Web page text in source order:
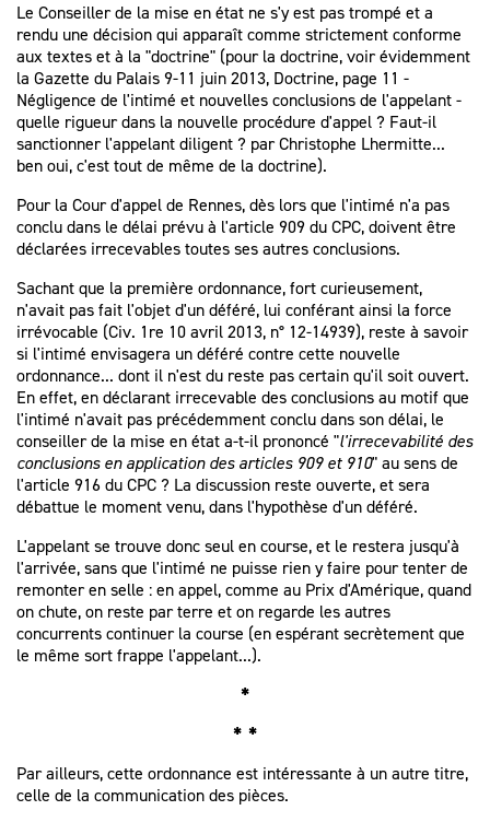
Le Conseiller de la mise en état ne s'y est pas trompé et a
rendu une décision qui apparaît comme strictement conforme
aux textes et à la "doctrine" (pour la doctrine, voir évidemment
la Gazette du Palais 9-11 juin 2013, Doctrine, page 11 -
Négligence de l'intimé et nouvelles conclusions de l'appelant -
quelle rigueur dans la nouvelle procédure d'appel ? Faut-il
sanctionner l'appelant diligent ? par Christophe Lhermitte...
ben oui, c'est tout de même de la doctrine).
Pour la Cour d'appel de Rennes, dès lors que l'intimé n'a pas
conclu dans le délai prévu à l'article 909 du CPC, doivent être
déclarées irrecevables toutes ses autres conclusions.
Sachant que la première ordonnance, fort curieusement,
n'avait pas fait l'objet d'un déféré, lui conférant ainsi la force
irrévocable (Civ. 1re 10 avril 2013, n° 12-14939), reste à savoir
si l'intimé envisagera un déféré contre cette nouvelle
ordonnance... dont il n'est du reste pas certain qu'il soit ouvert.
En effet, en déclarant irrecevable des conclusions au motif que
l'intimé n'avait pas précédemment conclu dans son délai, le
conseiller de la mise en état a-t-il prononcé "l'irrecevabilité des
conclusions en application des articles 909 et 910" au sens de
l'article 916 du CPC ? La discussion reste ouverte, et sera
débattue le moment venu, dans l'hypothèse d'un déféré.
L'appelant se trouve donc seul en course, et le restera jusqu'à
l'arrivée, sans que l'intimé ne puisse rien y faire pour tenter de
remonter en selle : en appel, comme au Prix d'Amérique, quand
on chute, on reste par terre et on regarde les autres
concurrents continuer la course (en espérant secrètement que
le même sort frappe l'appelant...).
*
* *
Par ailleurs, cette ordonnance est intéressante à un autre titre,
celle de la communication des pièces.